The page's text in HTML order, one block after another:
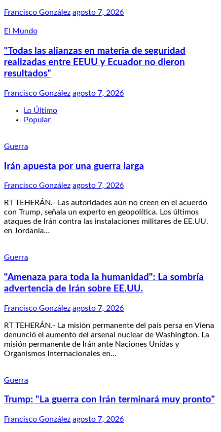
Francisco González agosto 7, 2026
El Mundo
"Todas las alianzas en materia de seguridad
realizadas entre EEUU y Ecuador no dieron
resultados"
Francisco González agosto 7, 2026
Lo Último
Popular
Guerra
Irán apuesta por una guerra larga
Francisco González agosto 7, 2026
RT TEHERÁN.- Las autoridades aún no creen en el acuerdo
con Trump, señala un experto en geopolítica. Los últimos
ataques de Irán contra las instalaciones militares de EE.UU.
en Jordania…
Guerra
"Amenaza para toda la humanidad": La sombría
advertencia de Irán sobre EE.UU.
Francisco González agosto 7, 2026
RT TEHERÁN.- La misión permanente del país persa en Viena
denunció el aumento del arsenal nuclear de Washington. La
misión permanente de Irán ante Naciones Unidas y
Organismos Internacionales en…
Guerra
Trump: "La guerra con Irán terminará muy pronto"
Francisco González agosto 7, 2026